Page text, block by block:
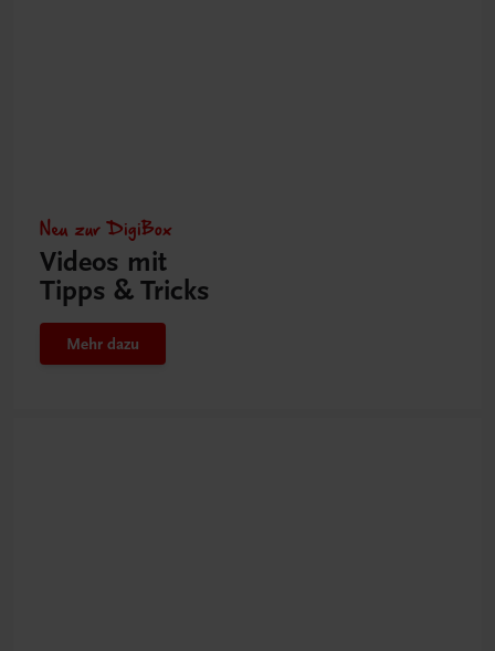
Neu zur DigiBox
Videos mit
Tipps & Tricks
Mehr dazu